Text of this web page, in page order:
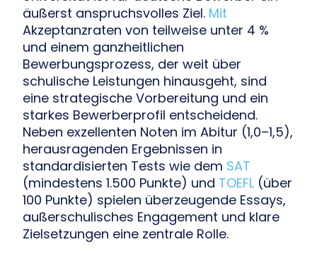
äußerst anspruchsvolles Ziel. Mit
Akzeptanzraten von teilweise unter 4 %
und einem ganzheitlichen
Bewerbungsprozess, der weit über
schulische Leistungen hinausgeht, sind
eine strategische Vorbereitung und ein
starkes Bewerberprofil entscheidend.
Neben exzellenten Noten im Abitur (1,0–1,5),
herausragenden Ergebnissen in
standardisierten Tests wie dem SAT
(mindestens 1.500 Punkte) und TOEFL (über
100 Punkte) spielen überzeugende Essays,
außerschulisches Engagement und klare
Zielsetzungen eine zentrale Rolle.